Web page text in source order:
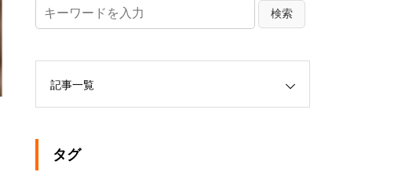
記事一覧
タグ